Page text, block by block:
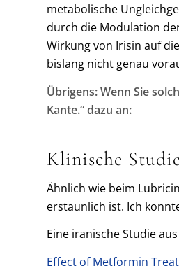
metabolische
durch die Modulation
Wirkung von Irisin auf
bislang nicht genau
Übrigens: Wenn Sie
Kante.“ dazu an:
Klinische
Ähnlich wie beim
erstaunlich ist. Ich
Eine iranische Studie
Effect of Metformin